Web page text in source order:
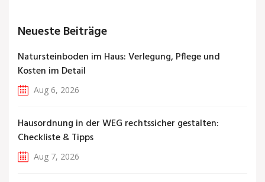
Neueste Beiträge
Natursteinboden im Haus: Verlegung, Pflege und
Kosten im Detail
Aug 6, 2026
Hausordnung in der WEG rechtssicher gestalten:
Checkliste & Tipps
Aug 7, 2026